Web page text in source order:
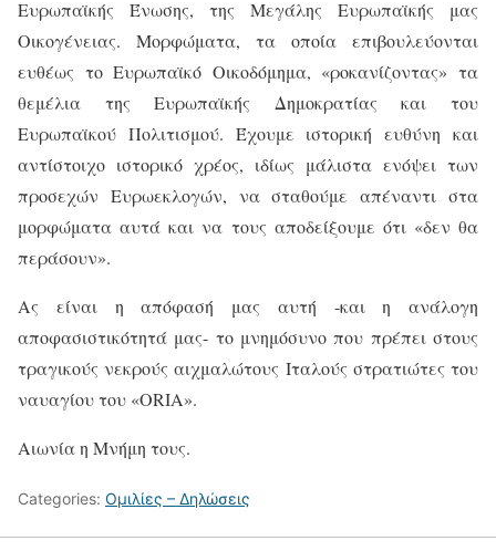
Ευρωπαϊκής Ένωσης, της Μεγάλης Ευρωπαϊκής μας
Οικογένειας. Μορφώματα, τα οποία επιβουλεύονται
ευθέως το Ευρωπαϊκό Οικοδόμημα, «ροκανίζοντας» τα
θεμέλια της Ευρωπαϊκής Δημοκρατίας και του
Ευρωπαϊκού Πολιτισμού. Έχουμε ιστορική ευθύνη και
αντίστοιχο ιστορικό χρέος, ιδίως μάλιστα ενόψει των
προσεχών Ευρωεκλογών, να σταθούμε απέναντι στα
μορφώματα αυτά και να τους αποδείξουμε ότι «δεν θα
περάσουν».
Ας είναι η απόφασή μας αυτή -και η ανάλογη
αποφασιστικότητά μας- το μνημόσυνο που πρέπει στους
τραγικούς νεκρούς αιχμαλώτους Ιταλούς στρατιώτες του
ναυαγίου του «ORIA».
Αιωνία η Μνήμη τους.
Categories: Ομιλίες – Δηλώσεις